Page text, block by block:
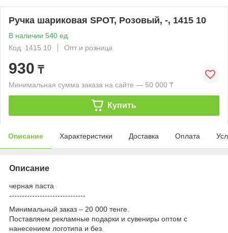
Ручка шариковая SPOT, Розовый, -, 1415 10
В наличии 540 ед.
Код: 1415 10
Опт и розница
930 ₸
Минимальная сумма заказа на сайте — 50 000 ₸
Купить
Описание Характеристики Доставка Оплата
Описание
черная паста
------------------------------
Минимальный заказ – 20 000 тенге.
Поставляем рекламные подарки и сувениры оптом с
нанесением логотипа и без.